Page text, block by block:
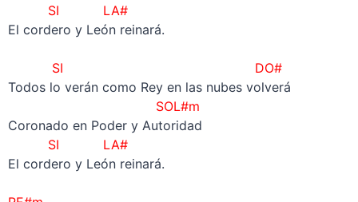
SI LA#
El cordero y León reinará.
SI
DO#
Todos lo verán como Rey en las nubes volverá
SOL#m
Coronado en Poder y Autoridad
SI LA#
El cordero y León reinará.